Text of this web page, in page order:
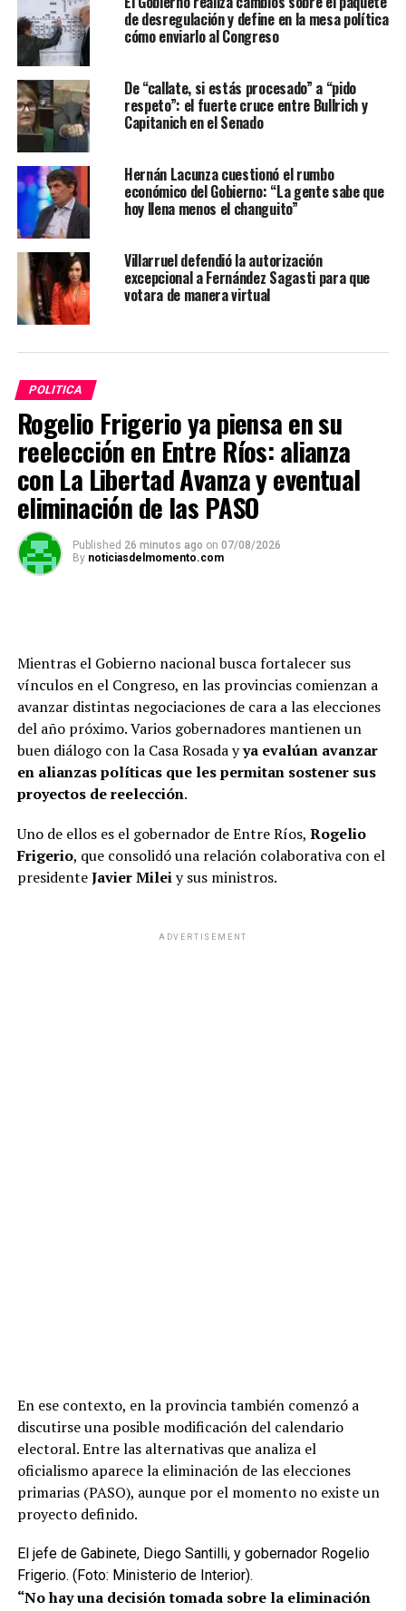
de desregulación y define en la mesa política
cómo enviarlo al Congreso
De “callate, si estás procesado” a “pido
respeto”: el fuerte cruce entre Bullrich y
Capitanich en el Senado
Hernán Lacunza cuestionó el rumbo
económico del Gobierno: “La gente sabe que
hoy llena menos el changuito”
Villarruel defendió la autorización
excepcional a Fernández Sagasti para que
votara de manera virtual
POLITICA
Rogelio Frigerio ya piensa en su
reelección en Entre Ríos: alianza
con La Libertad Avanza y eventual
eliminación de las PASO
Published 26 minutos ago on 07/08/2026
By noticiasdelmomento.com
Mientras el Gobierno nacional busca fortalecer sus
vínculos en el Congreso, en las provincias comienzan a
avanzar distintas negociaciones de cara a las elecciones
del año próximo. Varios gobernadores mantienen un
buen diálogo con la Casa Rosada yya evalúan avanzar
en alianzas políticas que les permitan sostener sus
proyectos de reelección.
Uno de ellos es el gobernador de Entre Ríos, Rogelio
Frigerio, que consolidó una relación colaborativa con el
presidenteJavier Mileiy sus ministros.
ADVERTISEMENT
En ese contexto, en la provincia también comenzó a
discutirse una posible modificación del calendario
electoral. Entre las alternativas que analiza el
oficialismo aparece la eliminación de las elecciones
primarias (PASO), aunque por el momento no existe un
proyecto definido.
El jefe de Gabinete, Diego Santilli, y gobernador Rogelio
Frigerio. (Foto: Ministerio de Interior).
“No hay una decisión tomada sobre la eliminación